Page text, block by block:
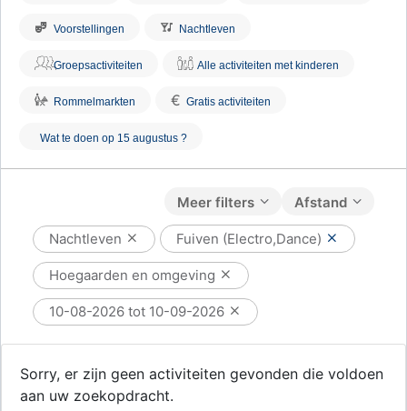
Voorstellingen Nachtleven
Groepsactiviteiten Alle activiteiten met kinderen
Rommelmarkten € Gratis activiteiten
Wat te doen op 15 augustus ?
Afstand
Meer filters
Nachtleven Fuiven (Electro,Dance)
Hoegaarden en omgeving
10-08-2026 tot 10-09-2026
Sorry, er zijn geen activiteiten gevonden die voldoen
aan uw zoekopdracht.